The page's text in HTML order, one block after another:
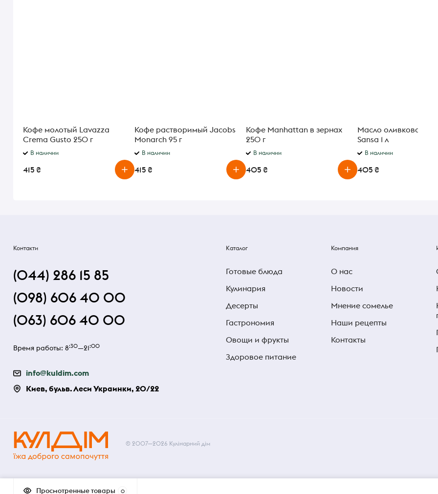
Кофе молотый Lavazza
Crema Gusto 250 г
В наличии
415 ₴
Кофе растворимый Jacobs
Monarch 95 г
В наличии
415 ₴
Кофе Manhattan в зернах
250 г
В наличии
405 ₴
Масло оливковое
Sansa 1 л
В наличии
405 ₴
Контакти
(044) 286 15 85
(098) 606 40 00
(063) 606 40 00
Время работы: 8:30—21:00
info@kuldim.com
Киев, бульв. Леси Украинки, 20/22
Каталог
Готовые блюда
Кулинария
Десерты
Гастрономия
Овощи и фрукты
Здоровое питание
Компания
О нас
Новости
Мнение сомелье
Наши рецепты
Контакты
© 2007—2026 Кулінарний дім
Просмотренные товары 0